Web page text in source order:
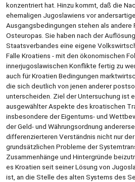
konzentriert hat. Hinzu kommt, daß die
ehemaligen Jugoslawiens vor
Ausgangsbedingungen stehen als andere
Osteuropas. Sie haben nach der
Staatsverbandes eine eigene
Falle Kroatiens - mit den ökonomischen
innerjugoslawischen Konflikte fertig zu
auch für Kroatien Bedingungen
die sich deutlich von jenen anderer
unterscheiden. Ziel der Untersuchung ist
ausgewählter Aspekte des kroatischen
insbesondere der Eigentums- und
der Geld- und Währungsordnung
differenzierteren Verständnis nicht nur
grundsätzlichen Probleme der
Zusammenhänge und Hintergründe
es Kroatien seit seiner Lösung von
ist, an die Stelle des alten Systems des